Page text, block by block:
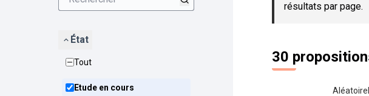
État
Tout
Etude en cours
résultats par page.
30
Aléatoire